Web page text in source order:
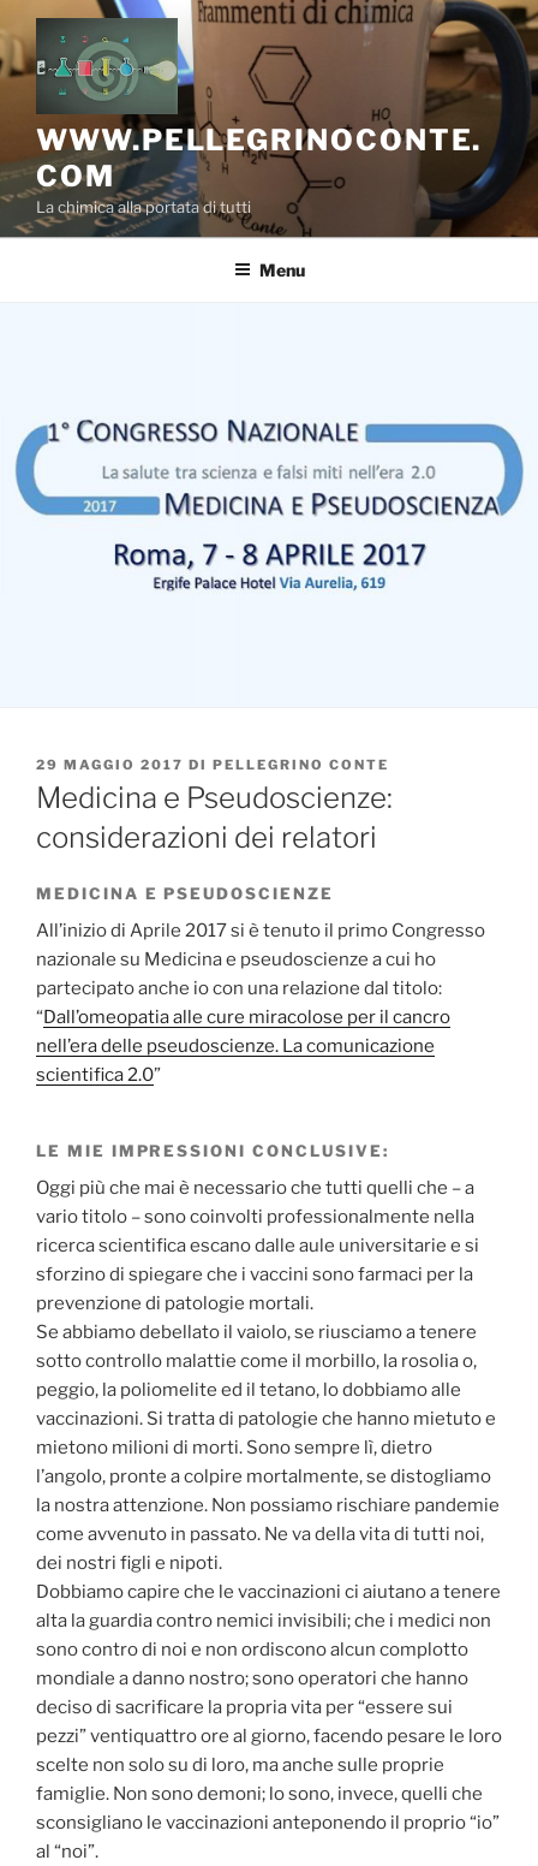
Salta
al
contenuto
WWW.PELLEGRINOCONTE.
COM
La chimica alla portata di tutti
Menu
PUBBLICATO
IL
29 MAGGIO 2017 DI PELLEGRINO CONTE
Medicina e Pseudoscienze:
considerazioni dei relatori
MEDICINA E PSEUDOSCIENZE
All’inizio di Aprile 2017 si è tenuto il primo Congresso
nazionale su Medicina e pseudoscienze a cui ho
partecipato anche io con una relazione dal titolo:
“Dall’omeopatia alle cure miracolose per il cancro
nell’era delle pseudoscienze. La comunicazione
scientifica 2.0”
LE MIE IMPRESSIONI CONCLUSIVE:
Oggi più che mai è necessario che tutti quelli che – a
vario titolo – sono coinvolti professionalmente nella
ricerca scientifica escano dalle aule universitarie e si
sforzino di spiegare che i vaccini sono farmaci per la
prevenzione di patologie mortali.
Se abbiamo debellato il vaiolo, se riusciamo a tenere
sotto controllo malattie come il morbillo, la rosolia o,
peggio, la poliomelite ed il tetano, lo dobbiamo alle
vaccinazioni. Si tratta di patologie che hanno mietuto e
mietono milioni di morti. Sono sempre lì, dietro
l’angolo, pronte a colpire mortalmente, se distogliamo
la nostra attenzione. Non possiamo rischiare pandemie
come avvenuto in passato. Ne va della vita di tutti noi,
dei nostri figli e nipoti.
Dobbiamo capire che le vaccinazioni ci aiutano a tenere
alta la guardia contro nemici invisibili; che i medici non
sono contro di noi e non ordiscono alcun complotto
mondiale a danno nostro; sono operatori che hanno
deciso di sacrificare la propria vita per “essere sui
pezzi” ventiquattro ore al giorno, facendo pesare le loro
scelte non solo su di loro, ma anche sulle proprie
famiglie. Non sono demoni; lo sono, invece, quelli che
sconsigliano le vaccinazioni anteponendo il proprio “io”
al “noi”.